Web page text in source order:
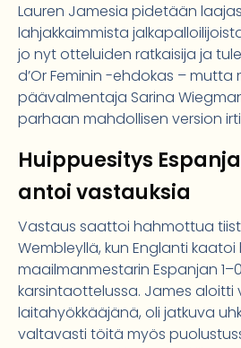
Lauren Jamesia pidetään
lahjakkaimmista
jo nyt otteluiden ratkaisija ja
d’Or Feminin -ehdokas – mutta
päävalmentaja Sarina
parhaan mahdollisen version
Huippuesitys
antoi vastauksia
Vastaus saattoi hahmottua
Wembleyllä, kun Englanti
maailmanmestarin Espanjan
karsintaottelussa. James aloitti
laitahyökkääjänä, oli jatkuva
valtavasti töitä myös